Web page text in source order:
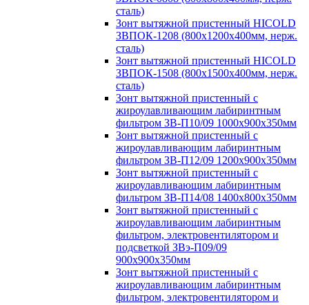
сталь)
Зонт вытяжной пристенный HICOLD
ЗВПОК-1208 (800х1200х400мм, нерж.
сталь)
Зонт вытяжной пристенный HICOLD
ЗВПОК-1508 (800х1500х400мм, нерж.
сталь)
Зонт вытяжной пристенный с
жироулавливающим лабиринтным
фильтром ЗВ-П10/09 1000х900х350мм
Зонт вытяжной пристенный с
жироулавливающим лабиринтным
фильтром ЗВ-П12/09 1200х900х350мм
Зонт вытяжной пристенный с
жироулавливающим лабиринтным
фильтром ЗВ-П14/08 1400х800х350мм
Зонт вытяжной пристенный с
жироулавливающим лабиринтным
фильтром, электровентилятором и
подсветкой ЗВэ-П09/09
900х900х350мм
Зонт вытяжной пристенный с
жироулавливающим лабиринтным
фильтром, электровентилятором и